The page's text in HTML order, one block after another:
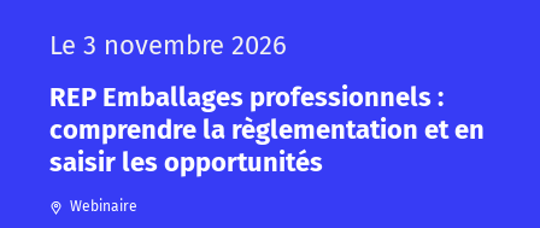
Le 3 novembre 2026
REP Emballages professionnels :
comprendre la règlementation et en
saisir les opportunités
Webinaire